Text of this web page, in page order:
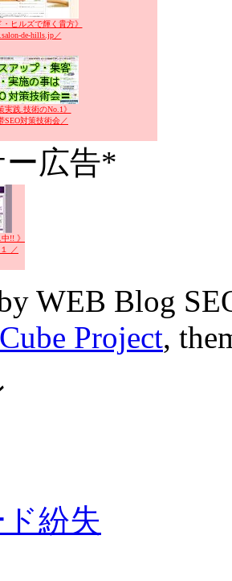
・ヒルズで輝く貴方》
de-hills.jp／
実践.技術のNo.1》
SEO対策技術会／
ー広告*
!! 》
／
WEB Blog
Project,
紛失